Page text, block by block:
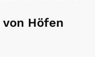
von Höfen